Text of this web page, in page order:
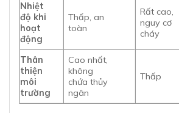
Nhiệt
độ khi
hoạt
động
Thấp, an
toàn
Rất cao,
nguy cơ
cháy
Thân
thiện
môi
trường
Cao nhất,
không
chứa thủy
ngân
Thấp